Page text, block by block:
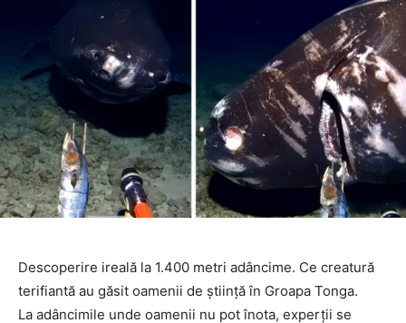
Descoperire ireală la 1.400 metri adâncime. Ce creatură
terifiantă au găsit oamenii de știință în Groapa Tonga.
La adâncimile unde oamenii nu pot înota, experții se